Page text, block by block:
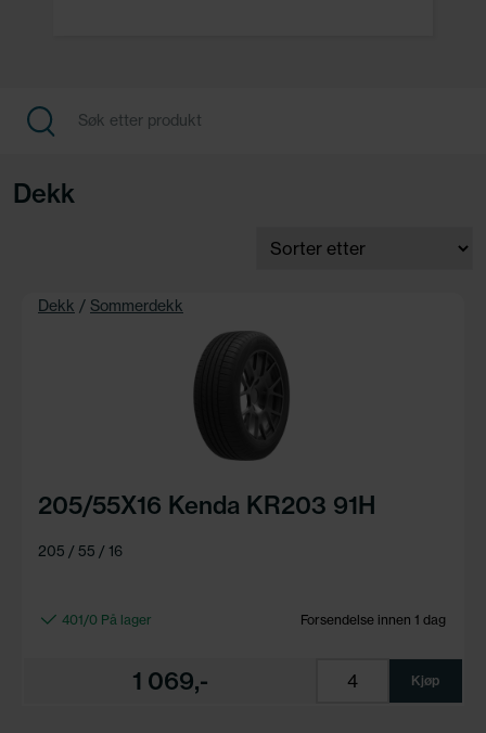
Dekk
Dekk / Sommerdekk
205/55X16 Kenda KR203 91H
205 / 55 / 16
401/0 På lager Forsendelse innen 1 dag
1 069,- Kjøp